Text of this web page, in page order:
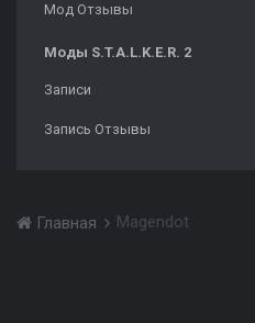
Мод Отзывы
Моды S.T.A.L.K.E.R. 2
Записи
Запись Отзывы
Главная Magendot